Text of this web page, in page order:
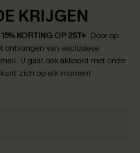
KRIJGEN
KORTING OP 2ST+. Door op
ontvangen van exclusieve
U gaat ook akkoord met onze
zich op elk moment